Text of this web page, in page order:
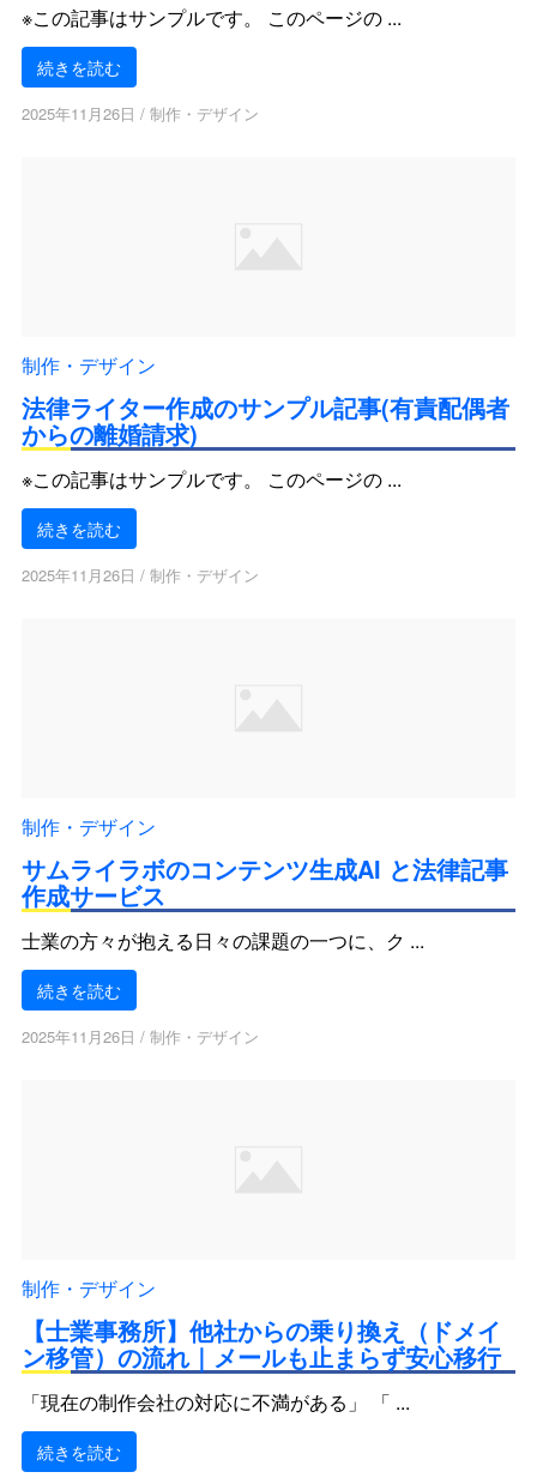
※この記事はサンプルです。 このページの ...
続きを読む
2025年11月26日 / 制作・デザイン
制作・デザイン
法律ライター作成のサンプル記事(有責配偶者
からの離婚請求)
※この記事はサンプルです。 このページの ...
続きを読む
2025年11月26日 / 制作・デザイン
制作・デザイン
サムライラボのコンテンツ生成AI と法律記事
作成サービス
士業の方々が抱える日々の課題の一つに、ク ...
続きを読む
2025年11月26日 / 制作・デザイン
制作・デザイン
【士業事務所】他社からの乗り換え（ドメイ
ン移管）の流れ｜メールも止まらず安心移行
「現在の制作会社の対応に不満がある」 「 ...
続きを読む